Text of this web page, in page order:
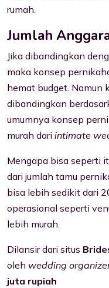
rumah.
Jumlah
Jika dibandingkan
maka konsep
hemat budget. Namun
dibandingkan
umumnya konsep
murah dari intimate
Mengapa bisa seperti
dari jumlah tamu
bisa lebih sedikit dari
operasional seperti
lebih murah.
Dilansir dari situs
oleh wedding
juta rupiah